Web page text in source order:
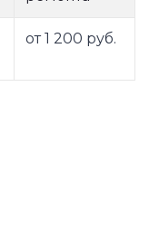
от 1 200 руб.